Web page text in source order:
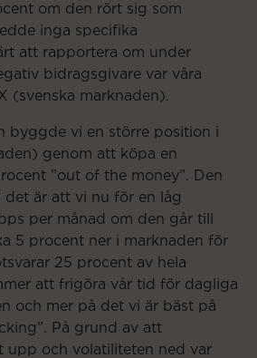
om den rört sig som
inga specifika
att rapportera om under
bidragsgivare var våra
(svenska marknaden).
byggde vi en större position i
genom att köpa en
”out of the money”. Den
det är att vi nu för en låg
per månad om den går till
5 procent ner i marknaden för
25 procent av hela
att frigöra vår tid för dagliga
och mer på det vi är bäst på
På grund av att
upp och volatiliteten ned var